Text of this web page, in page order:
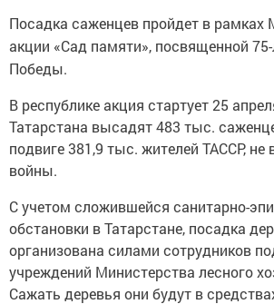
Посадка саженцев пройдет в рамках
акции «Сад памяти», посвященной
Победы.
В республике акция стартует 25
Татарстана высадят 483 тыс.
подвиге 381,9 тыс. жителей ТАССР, не
войны.
С учетом сложившейся санитарно-
обстановки в Татарстане, посадка
организована силами сотрудников
учреждений Министерства лесного
Сажать деревья они будут в